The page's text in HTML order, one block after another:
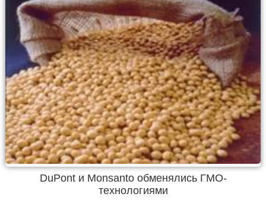
DuPont и Monsanto обменялись ГМО-
технологиями